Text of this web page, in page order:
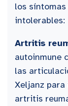
los
intolerables:
Artritis
autoinmune
las
Xeljanz
artritis